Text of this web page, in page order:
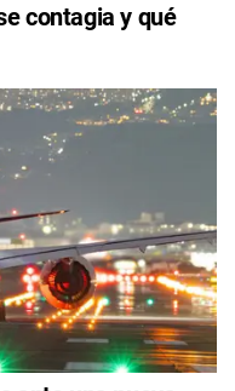
contagia y qué